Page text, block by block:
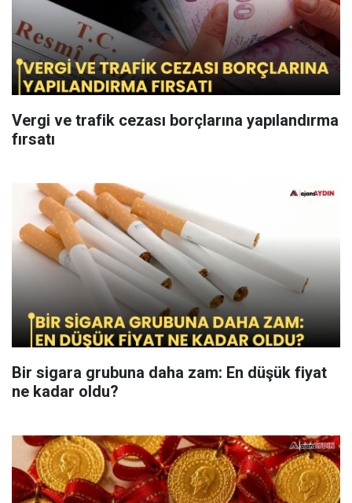
Vergi ve trafik cezası borçlarına yapılandırma
fırsatı
Bir sigara grubuna daha zam: En düşük fiyat
ne kadar oldu?